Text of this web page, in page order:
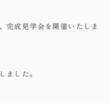
完成見学会を開催いたしま
ました。